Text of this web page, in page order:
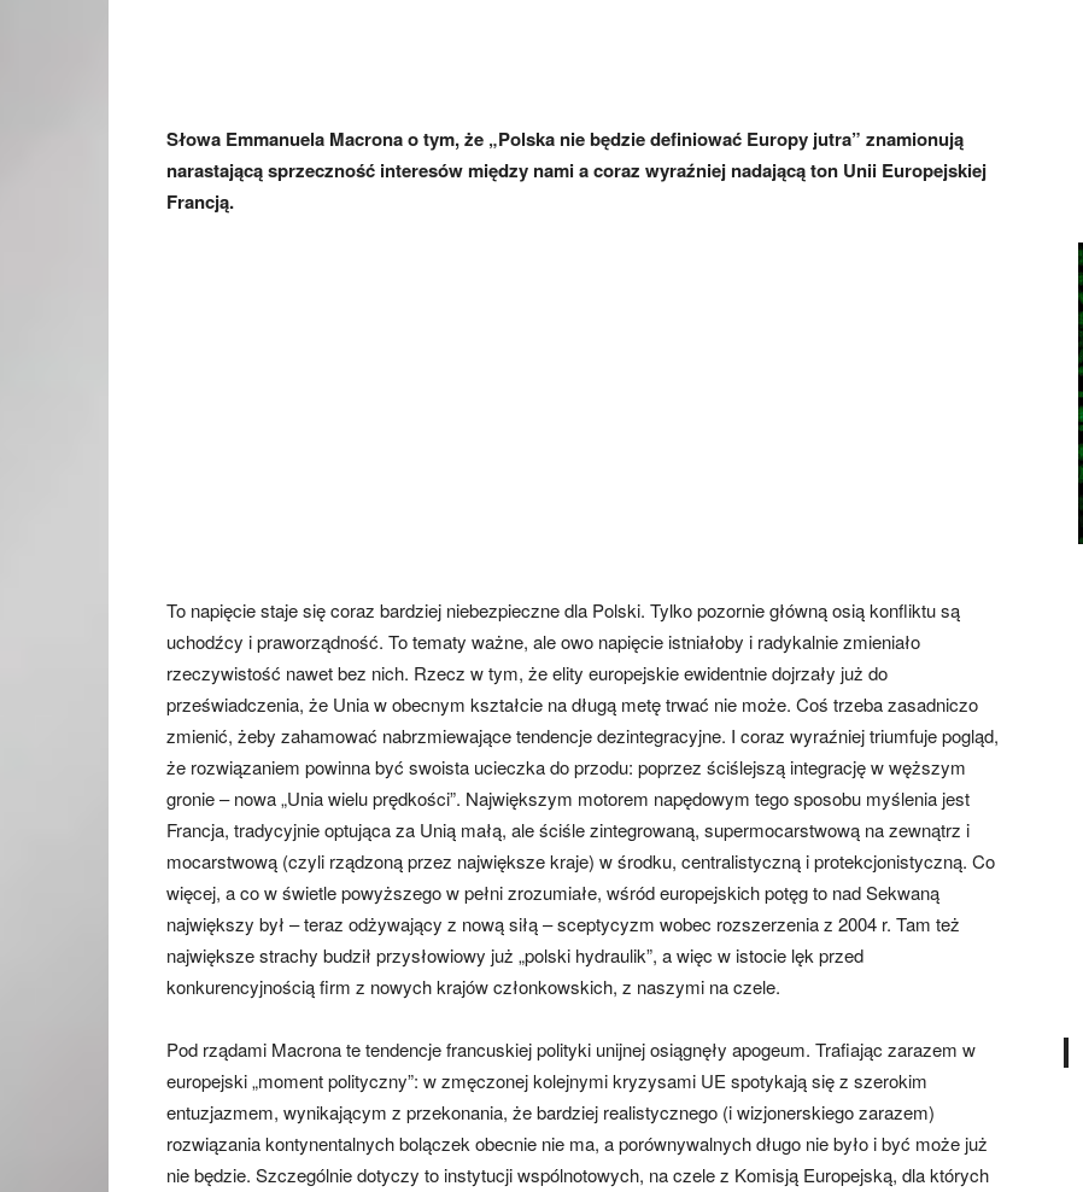
Słowa Emmanuela Macrona o tym, że „Polska nie będzie definiować Europy jutra” znamionują
narastającą sprzeczność interesów między nami a coraz wyraźniej nadającą ton Unii Europejskiej
Francją.
To napięcie staje się coraz bardziej niebezpieczne dla Polski. Tylko pozornie główną osią konfliktu są
uchodźcy i praworządność. To tematy ważne, ale owo napięcie istniałoby i radykalnie zmieniało
rzeczywistość nawet bez nich. Rzecz w tym, że elity europejskie ewidentnie dojrzały już do
przeświadczenia, że Unia w obecnym kształcie na długą metę trwać nie może. Coś trzeba zasadniczo
zmienić, żeby zahamować nabrzmiewające tendencje dezintegracyjne. I coraz wyraźniej triumfuje pogląd,
że rozwiązaniem powinna być swoista ucieczka do przodu: poprzez ściślejszą integrację w węższym
gronie – nowa „Unia wielu prędkości”. Największym motorem napędowym tego sposobu myślenia jest
Francja, tradycyjnie optująca za Unią małą, ale ściśle zintegrowaną, supermocarstwową na zewnątrz i
mocarstwową (czyli rządzoną przez największe kraje) w środku, centralistyczną i protekcjonistyczną. Co
więcej, a co w świetle powyższego w pełni zrozumiałe, wśród europejskich potęg to nad Sekwaną
największy był – teraz odżywający z nową siłą – sceptycyzm wobec rozszerzenia z 2004 r. Tam też
największe strachy budził przysłowiowy już „polski hydraulik”, a więc w istocie lęk przed
konkurencyjnością firm z nowych krajów członkowskich, z naszymi na czele.
Pod rządami Macrona te tendencje francuskiej polityki unijnej osiągnęły apogeum. Trafiając zarazem w
europejski „moment polityczny”: w zmęczonej kolejnymi kryzysami UE spotykają się z szerokim
entuzjazmem, wynikającym z przekonania, że bardziej realistycznego (i wizjonerskiego zarazem)
rozwiązania kontynentalnych bolączek obecnie nie ma, a porównywalnych długo nie było i być może już
nie będzie. Szczególnie dotyczy to instytucji wspólnotowych, na czele z Komisją Europejską, dla których